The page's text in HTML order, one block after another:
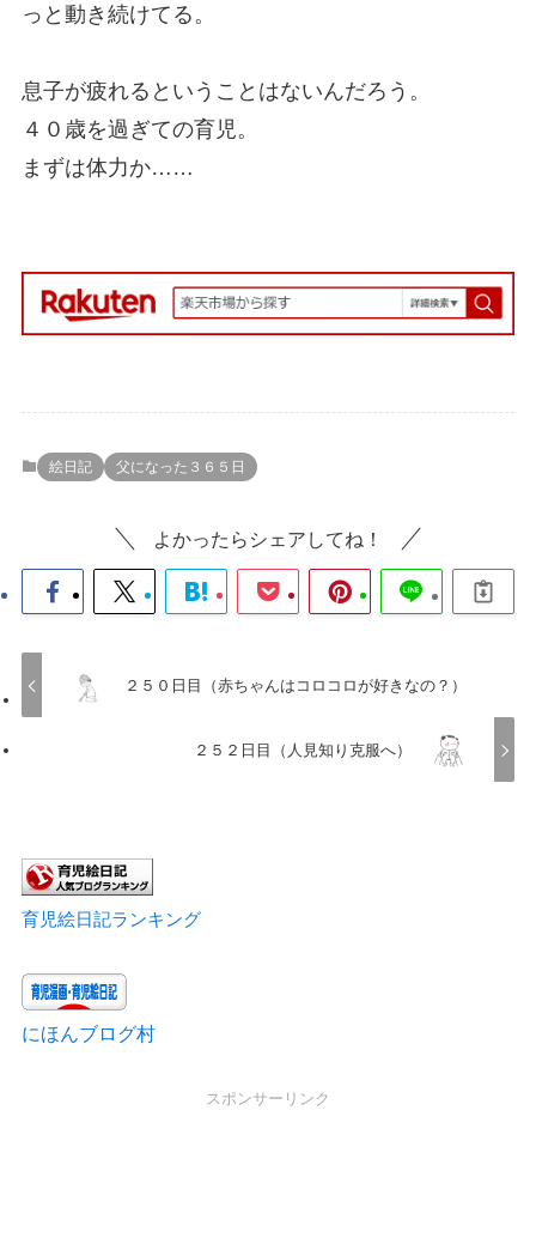
っと動き続けてる。
息子が疲れるということはないんだろう。
４０歳を過ぎての育児。
まずは体力か……
絵日記 父になった３６５日
よかったらシェアしてね！
２５０日目（赤ちゃんはコロコロが好きなの？）
２５２日目（人見知り克服へ）
育児絵日記ランキング
にほんブログ村
スポンサーリンク